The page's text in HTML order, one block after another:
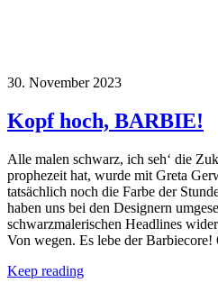
30. November 2023
Kopf hoch, BARBIE!
Alle malen schwarz, ich seh‘ die
prophezeit hat, wurde mit Greta
tatsächlich noch die Farbe der
haben uns bei den Designern
schwarzmalerischen Headlines
Von wegen. Es lebe der
Keep reading